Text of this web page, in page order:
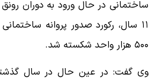
ساختمانی در حال ورود به دوران
۱۱ سال، رکورد صدور پروانه
۵۰۰ هزار واحد شکسته شد.
وی گفت: در عین حال در سال